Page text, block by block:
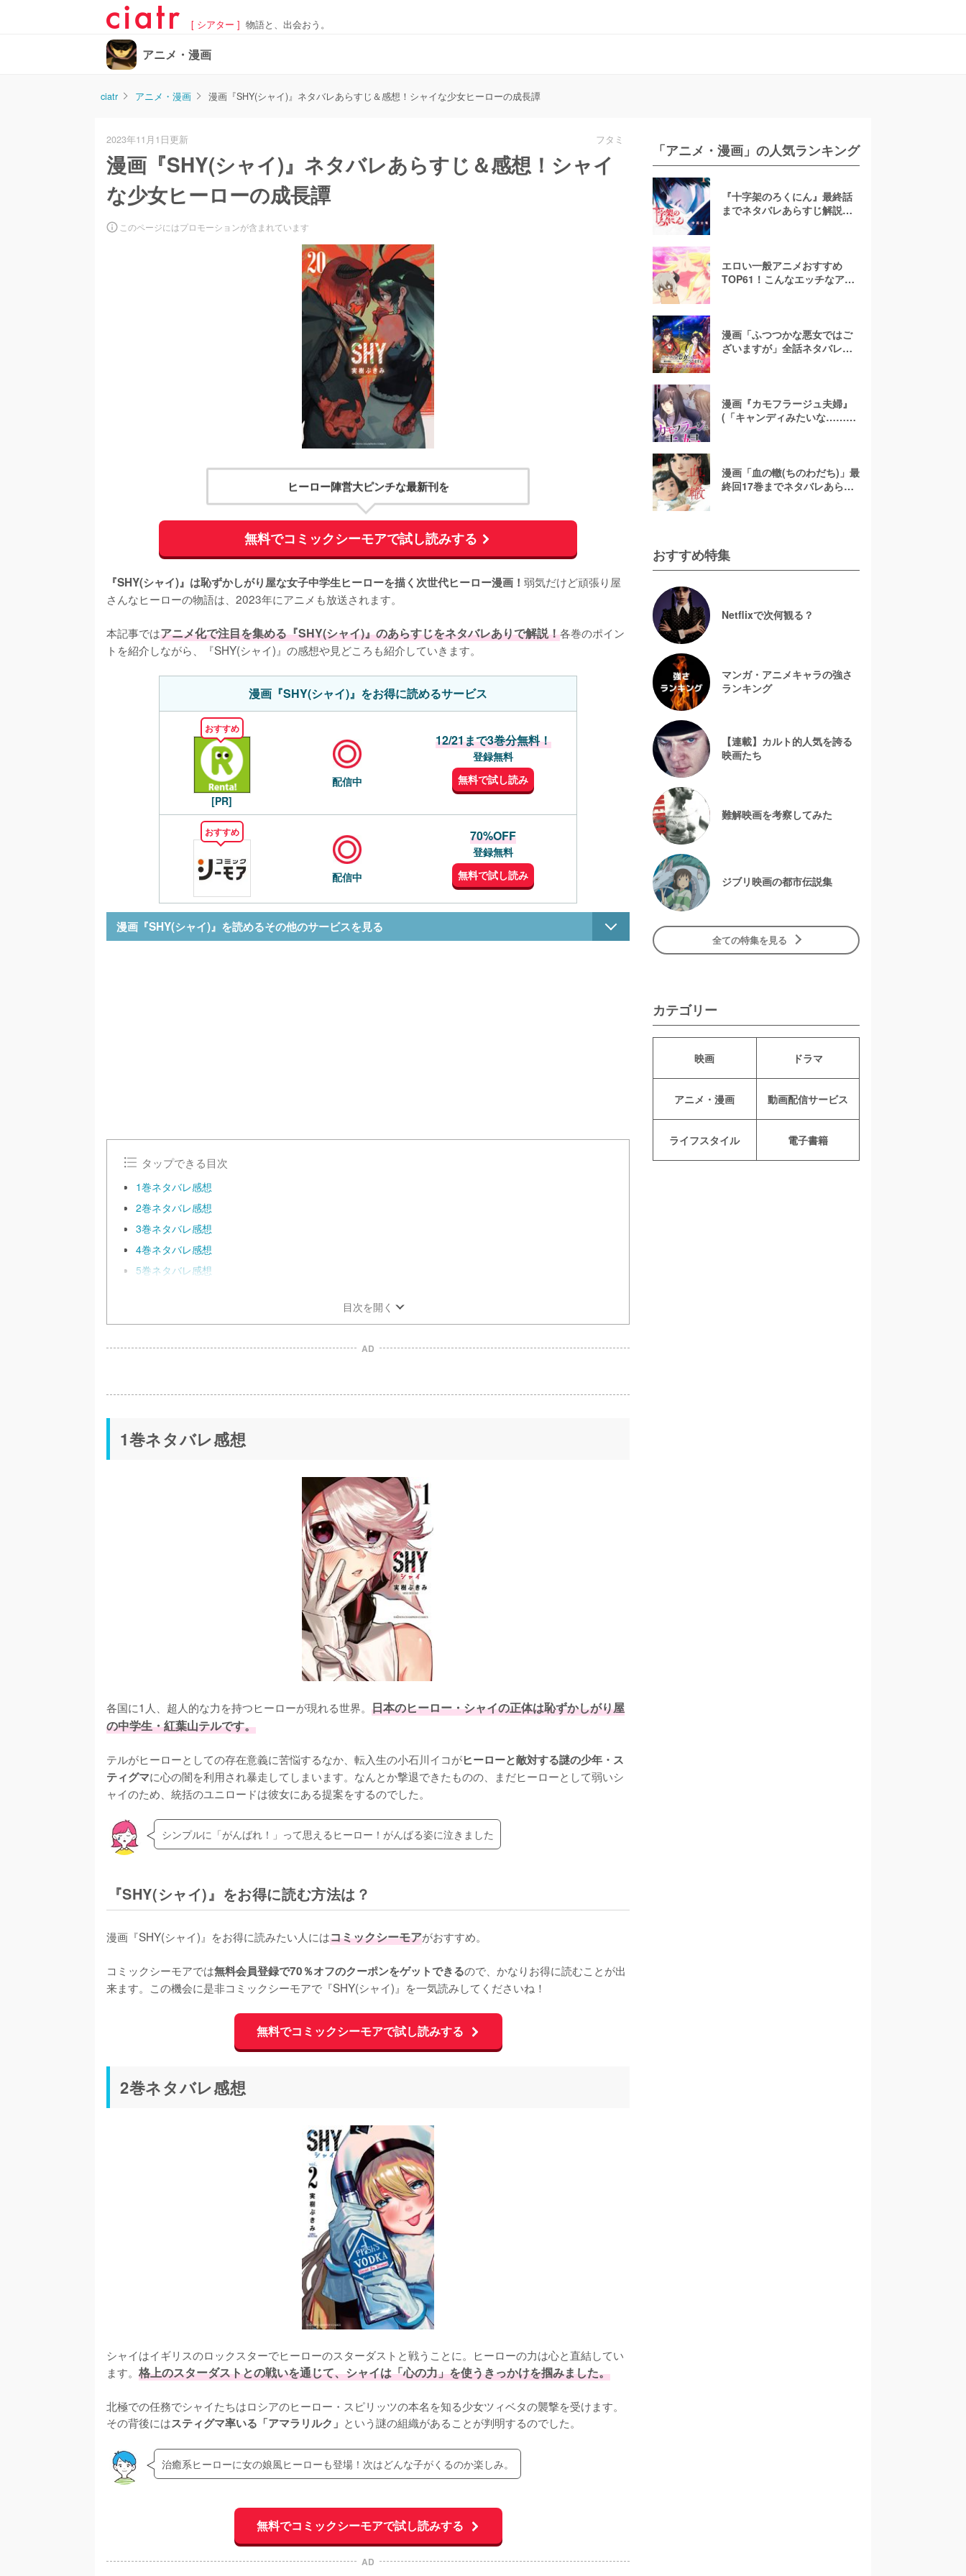
[ シアター ] 物語と、出会おう。
アニメ・漫画
ciatr アニメ・漫画 漫画『SHY(シャイ)』ネタバレあらすじ＆感想！シャイな少女ヒーローの成長譚
2023年11月1日更新 フタミ
漫画『SHY(シャイ)』ネタバレあらすじ＆感想！シャイ
な少女ヒーローの成長譚
このページにはプロモーションが含まれています
ヒーロー陣営大ピンチな最新刊を
無料でコミックシーモアで試し読みする
『SHY(シャイ)』は恥ずかしがり屋な女子中学生ヒーローを描く次世代ヒーロー漫画！ 弱気だけど頑張り屋
さんなヒーローの物語は、2023年にアニメも放送されます。
本記事ではアニメ化で注目を集める『SHY(シャイ)』のあらすじをネタバレありで解説！各巻のポイン
トを紹介しながら、『SHY(シャイ)』の感想や見どころも紹介していきます。
漫画『SHY(シャイ)』をお得に読めるサービス
おすすめ
[PR]
配信中
12/21まで3巻分無料！
登録無料
無料で試し読み
おすすめ
配信中
70%OFF
登録無料
無料で試し読み
漫画『SHY(シャイ)』を読めるその他のサービスを見る
タップできる目次
1巻ネタバレ感想
2巻ネタバレ感想
3巻ネタバレ感想
4巻ネタバレ感想
5巻ネタバレ感想
目次を開く
AD
1巻ネタバレ感想
各国に1人、超人的な力を持つヒーローが現れる世界。 日本のヒーロー・シャイの正体は恥ずかしがり屋
の中学生・紅葉山テルです。
テルがヒーローとしての存在意義に苦悩するなか、転入生の小石川イコがヒーローと敵対する謎の少年・ス
ティグマに心の闇を利用され暴走してしまいます。なんとか撃退できたものの、まだヒーローとして弱いシ
ャイのため、統括のユニロードは彼女にある提案をするのでした。
シンプルに「がんばれ！」って思えるヒーロー！がんばる姿に泣きました
『SHY(シャイ)』をお得に読む方法は？
漫画『SHY(シャイ)』をお得に読みたい人にはコミックシーモアがおすすめ。
コミックシーモアでは無料会員登録で70％オフのクーポンをゲットできるので、かなりお得に読むことが出
来ます。この機会に是非コミックシーモアで『SHY(シャイ)』を一気読みしてくださいね！
無料でコミックシーモアで試し読みする
2巻ネタバレ感想
シャイはイギリスのロックスターでヒーローのスターダストと戦うことに。ヒーローの力は心と直結してい
ます。 格上のスターダストとの戦いを通じて、シャイは「心の力」を使うきっかけを掴みました。
北極での任務でシャイたちはロシアのヒーロー・スピリッツの本名を知る少女ツィベタの襲撃を受けます。
その背後にはスティグマ率いる「アマラリルク」 という謎の組織があることが判明するのでした。
治癒系ヒーローに女の娘風ヒーローも登場！次はどんな子がくるのか楽しみ。
無料でコミックシーモアで試し読みする
AD
「アニメ・漫画」の人気ランキング
『十字架のろくにん』最終話
までネタバレあらすじ解説！
エロい一般アニメおすすめ
TOP61！こんなエッチなアニ
漫画「ふつつかな悪女ではご
ざいますが」全話ネタバレあ
漫画『カモフラージュ夫婦』
(「キャンディみたいな……」)
漫画「血の轍(ちのわだち)」最
終回17巻までネタバレあらす
おすすめ特集
Netflixで次何観る？
マンガ・アニメキャラの強さ
ランキング
【連載】カルト的人気を誇る
映画たち
難解映画を考察してみた
ジブリ映画の都市伝説集
全ての特集を見る
カテゴリー
映画 ドラマ
アニメ・漫画 動画配信サービス
ライフスタイル 電子書籍